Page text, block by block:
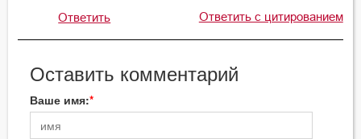
Ответить Ответить с цитированием
Оставить комментарий
Ваше имя: